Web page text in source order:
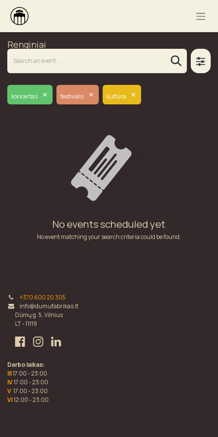
Renginiai
koncertas × festivalis × kultūra ×
No events scheduled yet
No event matching your search criteria could be found.
+370 600 20 305
info@dumufabrikas.lt
Dūmų g. 5, Vilnius
LT - 11119
Darbo laikas:
III17:00 - 23:00
IV17:00 - 23:00
V 17:00 - 23:00
VI12:00 - 23:00